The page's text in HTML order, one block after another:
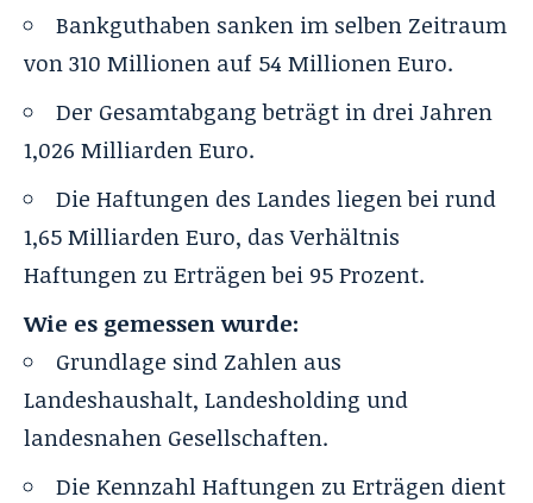
Bankguthaben sanken im selben Zeitraum
von 310 Millionen auf 54 Millionen Euro.
Der Gesamtabgang beträgt in drei Jahren
1,026 Milliarden Euro.
Die Haftungen des Landes liegen bei rund
1,65 Milliarden Euro, das Verhältnis
Haftungen zu Erträgen bei 95 Prozent.
Wie es gemessen wurde:
Grundlage sind Zahlen aus
Landeshaushalt, Landesholding und
landesnahen Gesellschaften.
Die Kennzahl Haftungen zu Erträgen dient